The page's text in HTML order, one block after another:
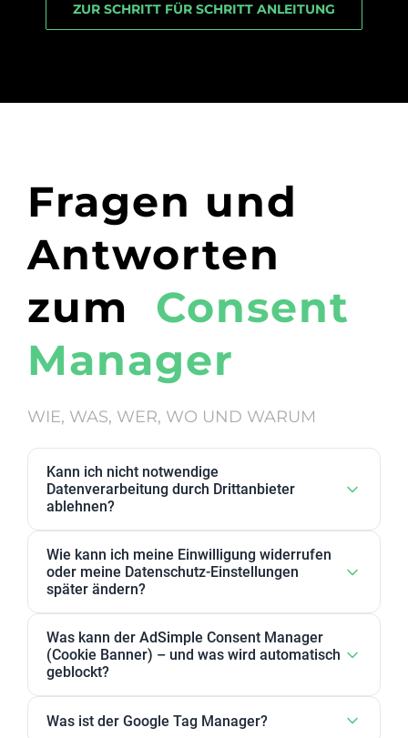
ZUR SCHRITT FÜR SCHRITT ANLEITUNG
Fragen und
Antworten
zum Consent
Manager
WIE, WAS, WER, WO UND WARUM
Kann ich nicht notwendige
Datenverarbeitung durch Drittanbieter
ablehnen?
nicht notwendig eingestuft haben, kann in den
Datenschutz-Einstellungen abgelehnt werden. Sie
Zweckgruppen akzeptieren oder ablehnen.
Wie kann ich meine Einwilligung widerrufen
oder meine Datenschutz-Einstellungen
später ändern?
ändern. Außerdem können Sie Ihre Zustimmung
jederzeit widerrufen, indem Sie Ihre Einwilligungen
Was kann der AdSimple Consent Manager
(Cookie Banner) – und was wird automatisch
geblockt?
JavaScript-Lösung oder WordPress-Plugin verfügbar
Was ist der Google Tag Manager?